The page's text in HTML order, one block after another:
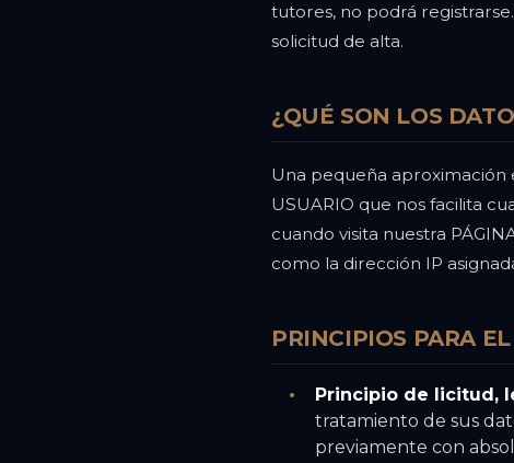
tutores, no podrá
solicitud de alta.
¿QUÉ SON LOS
Una pequeña aproximación
USUARIO que nos facilita
cuando visita nuestra
como la dirección IP
PRINCIPIOS PARA
Principio de licitud,
tratamiento de sus
previamente con